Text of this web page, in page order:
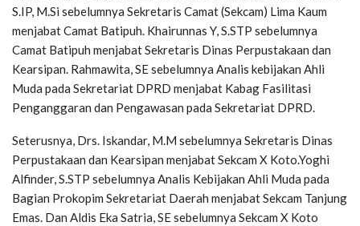
S.IP, M.Si sebelumnya Sekretaris Camat (Sekcam) Lima Kaum
menjabat Camat Batipuh. Khairunnas Y, S.STP sebelumnya
Camat Batipuh menjabat Sekretaris Dinas Perpustakaan dan
Kearsipan. Rahmawita, SE sebelumnya Analis kebijakan Ahli
Muda pada Sekretariat DPRD menjabat Kabag Fasilitasi
Penganggaran dan Pengawasan pada Sekretariat DPRD.
Seterusnya, Drs. Iskandar, M.M sebelumnya Sekretaris Dinas
Perpustakaan dan Kearsipan menjabat Sekcam X Koto.Yoghi
Alfinder, S.STP sebelumnya Analis Kebijakan Ahli Muda pada
Bagian Prokopim Sekretariat Daerah menjabat Sekcam Tanjung
Emas. Dan Aldis Eka Satria, SE sebelumnya Sekcam X Koto